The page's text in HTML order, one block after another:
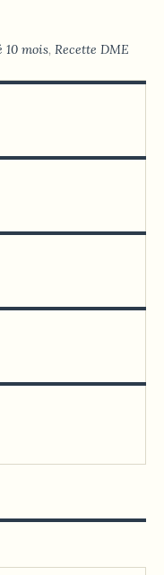
10 mois, Recette DME